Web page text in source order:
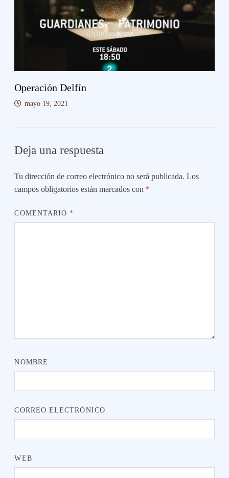
Operación Delfín
mayo 19, 2021
Deja una respuesta
Tu dirección de correo electrónico no será publicada. Los
campos obligatorios están marcados con *
COMENTARIO*
NOMBRE
CORREO ELECTRÓNICO
WEB